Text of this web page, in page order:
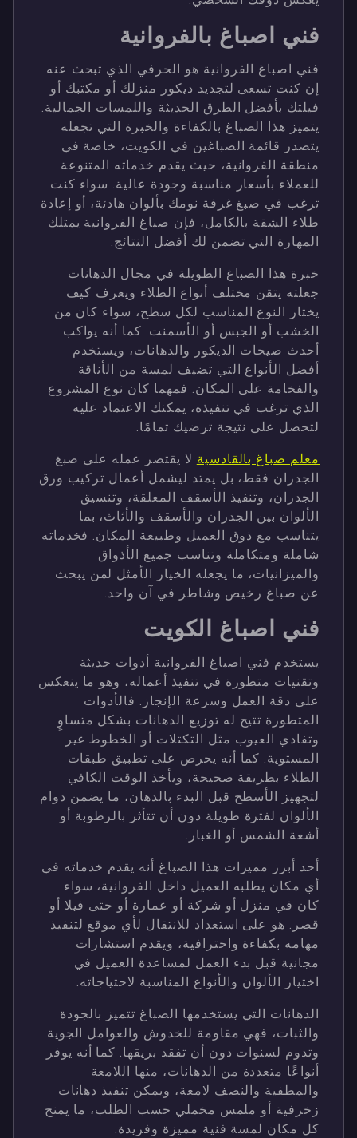
فني اصباغ بالفروانية
فني اصباغ الفروانية هو الحرفي الذي تبحث عنه
إن كنت تسعى لتجديد ديكور منزلك أو مكتبك أو
فيلتك بأفضل الطرق الحديثة واللمسات الجمالية.
يتميز هذا الصباغ بالكفاءة والخبرة التي تجعله
يتصدر قائمة الصباغين في الكويت، خاصة في
منطقة الفروانية، حيث يقدم خدماته المتنوعة
للعملاء بأسعار مناسبة وجودة عالية. سواء كنت
ترغب في صبغ غرفة نومك بألوان هادئة، أو إعادة
طلاء الشقة بالكامل، فإن صباغ الفروانية يمتلك
المهارة التي تضمن لك أفضل النتائج.
خبرة هذا الصباغ الطويلة في مجال الدهانات
جعلته يتقن مختلف أنواع الطلاء ويعرف كيف
يختار النوع المناسب لكل سطح، سواء كان من
الخشب أو الجبس أو الأسمنت. كما أنه يواكب
أحدث صيحات الديكور والدهانات، ويستخدم
أفضل الأنواع التي تضيف لمسة من الأناقة
والفخامة على المكان. فمهما كان نوع المشروع
الذي ترغب في تنفيذه، يمكنك الاعتماد عليه
لتحصل على نتيجة ترضيك تمامًا.
معلم صباغ بالقادسية لا يقتصر عمله على صبغ
الجدران فقط، بل يمتد ليشمل أعمال تركيب ورق
الجدران، وتنفيذ الأسقف المعلقة، وتنسيق
الألوان بين الجدران والأسقف والأثاث، بما
يتناسب مع ذوق العميل وطبيعة المكان. فخدماته
شاملة ومتكاملة وتناسب جميع الأذواق
والميزانيات، ما يجعله الخيار الأمثل لمن يبحث
عن صباغ رخيص وشاطر في آن واحد.
فني اصباغ الكويت
يستخدم فني اصباغ الفروانية أدوات حديثة
وتقنيات متطورة في تنفيذ أعماله، وهو ما ينعكس
على دقة العمل وسرعة الإنجاز. فالأدوات
المتطورة تتيح له توزيع الدهانات بشكل متساوٍ
وتفادي العيوب مثل التكتلات أو الخطوط غير
المستوية. كما أنه يحرص على تطبيق طبقات
الطلاء بطريقة صحيحة، ويأخذ الوقت الكافي
لتجهيز الأسطح قبل البدء بالدهان، ما يضمن دوام
الألوان لفترة طويلة دون أن تتأثر بالرطوبة أو
أشعة الشمس أو الغبار.
أحد أبرز مميزات هذا الصباغ أنه يقدم خدماته في
أي مكان يطلبه العميل داخل الفروانية، سواء
كان في منزل أو شركة أو عمارة أو حتى فيلا أو
قصر. هو على استعداد للانتقال لأي موقع لتنفيذ
مهامه بكفاءة واحترافية، ويقدم استشارات
مجانية قبل بدء العمل لمساعدة العميل في
اختيار الألوان والأنواع المناسبة لاحتياجاته.
الدهانات التي يستخدمها الصباغ تتميز بالجودة
والثبات، فهي مقاومة للخدوش والعوامل الجوية
وتدوم لسنوات دون أن تفقد بريقها. كما أنه يوفر
أنواعًا متعددة من الدهانات، منها اللامعة
والمطفية والنصف لامعة، ويمكن تنفيذ دهانات
زخرفية أو ملمس مخملي حسب الطلب، ما يمنح
كل مكان لمسة فنية مميزة وفريدة.